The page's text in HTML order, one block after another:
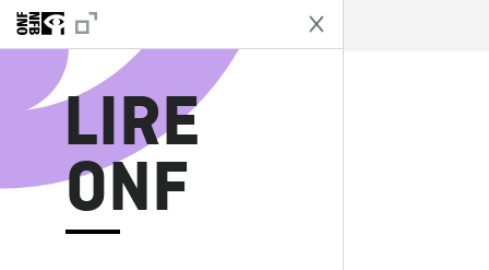
LIRE
ONF